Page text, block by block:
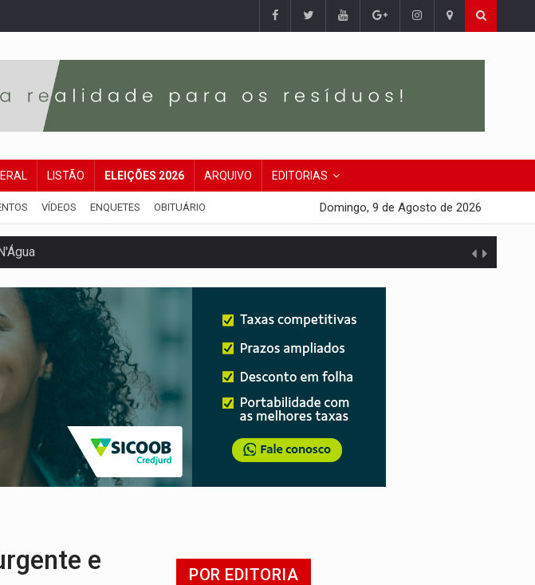
LISTÃO ELEIÇÕES 2026 ARQUIVO EDITORIAS
VÍDEOS ENQUETES OBITUÁRIO Domingo, 9 de Agosto de 2026
de menina
área recuperado
da Terra
no Centro de Porto Velho
cadeias da sociobioeconomia
e
POR EDITORIA